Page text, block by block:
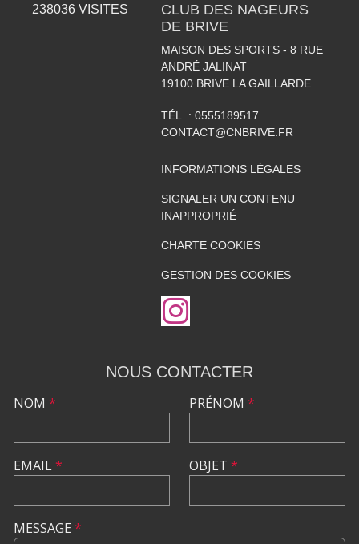
238036 VISITES
CLUB DES NAGEURS
DE BRIVE
MAISON DES SPORTS - 8 RUE
ANDRÉ JALINAT
19100 BRIVE LA GAILLARDE
TÉL. : 0555189517
CONTACT@CNBRIVE.FR
INFORMATIONS LÉGALES
SIGNALER UN CONTENU
INAPPROPRIÉ
CHARTE COOKIES
GESTION DES COOKIES
NOUS CONTACTER
NOM *
EMAIL*
PRÉNOM *
OBJET *
MESSAGE *